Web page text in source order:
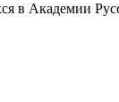
в Академии